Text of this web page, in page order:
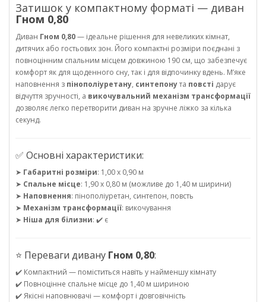
Затишок у компактному форматі — диван
Гном 0,80
Диван Гном 0,80— ідеальне рішення для невеликих кімнат,
дитячих або гостьових зон. Його компактні розміри поєднані з
повноцінним спальним місцем довжиною 190 см, що забезпечує
комфорт як для щоденного сну, так і для відпочинку вдень. М’яке
наповнення з пінополіуретану, синтепонута повсті дарує
відчуття зручності, а викочувальний механізм трансформації
дозволяє легко перетворити диван на зручне ліжко за кілька
секунд.
✅ Основні характеристики:
➤ Габаритні розміри: 1,00 х 0,90 м
➤ Спальне місце: 1,90 х 0,80 м (можливе до 1,40 м ширини)
➤ Наповнення: пінополіуретан, синтепон, повсть
➤ Механізм трансформації: викочування
➤ Ніша для білизни: ✔️ є
⭐ Переваги дивану Гном 0,80:
✔️ Компактний — поміститься навіть у найменшу кімнату
✔️ Повноцінне спальне місце до 1,40 м шириною
✔️ Якісні наповнювачі — комфорт і довговічність